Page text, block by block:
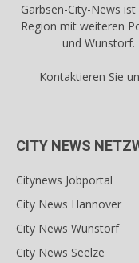
Garbsen-City-News
Region mit weiteren
und Wunstorf.
Kontaktieren Sie
CITY NEWS
Citynews Jobportal
City News Hannover
City News Wunstorf
City News Seelze